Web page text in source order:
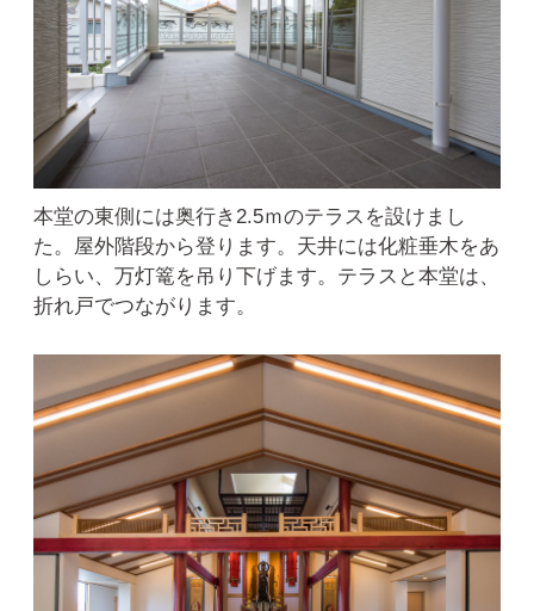
本堂の東側には奥行き2.5ｍのテラスを設けまし
た。屋外階段から登ります。天井には化粧垂木をあ
しらい、万灯篭を吊り下げます。テラスと本堂は、
折れ戸でつながります。